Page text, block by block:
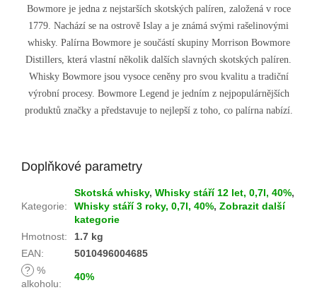
Bowmore je jedna z nejstarších skotských palíren, založená v roce
1779. Nachází se na ostrově Islay a je známá svými rašelinovými
whisky. Palírna Bowmore je součástí skupiny Morrison Bowmore
Distillers, která vlastní několik dalších slavných skotských palíren.
Whisky Bowmore jsou vysoce ceněny pro svou kvalitu a tradiční
výrobní procesy. Bowmore Legend je jedním z nejpopulárnějších
produktů značky a představuje to nejlepší z toho, co palírna nabízí.
Doplňkové parametry
Kategorie:
Skotská whisky, Whisky stáří 12 let, 0,7l, 40%,
Whisky stáří 3 roky, 0,7l, 40%, Zobrazit další
kategorie
Hmotnost:
1.7 kg
EAN:
5010496004685
? %
alkoholu:
40%